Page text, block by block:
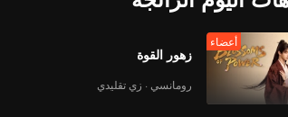
أعضاء
زهور القوة
رومانسي · زي تقليدي